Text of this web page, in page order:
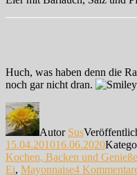
Huch, was haben denn die
noch gar nicht dran.
Autor Sus
15.04.201016.06.2020
Kochen, Backen und
Ei, Mayonnaise4